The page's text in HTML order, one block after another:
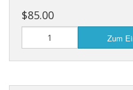
$85.00
Zum